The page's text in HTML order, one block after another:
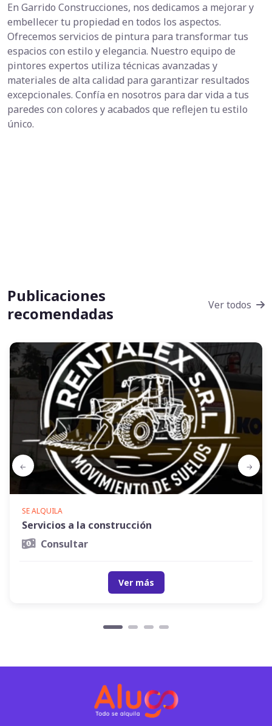
En Garrido Construcciones, nos dedicamos a mejorar y
embellecer tu propiedad en todos los aspectos.
Ofrecemos servicios de pintura para transformar tus
espacios con estilo y elegancia. Nuestro equipo de
pintores expertos utiliza técnicas avanzadas y
materiales de alta calidad para garantizar resultados
excepcionales. Confía en nosotros para dar vida a tus
paredes con colores y acabados que reflejen tu estilo
único.
Publicaciones
recomendadas
Ver todos
SE ALQUILA
Servicios a la construcción
Consultar
Ver más